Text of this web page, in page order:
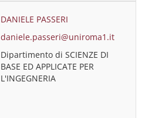
DANIELE PASSERI
daniele.passeri@uniroma1.it
Dipartimento di SCIENZE DI
BASE ED APPLICATE PER
L'INGEGNERIA